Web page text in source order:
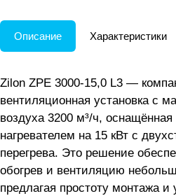
Описание Характеристики
Zilon ZPE 3000-15,0 L3 —
вентиляционная установка с
воздуха 3200 м³/ч,
нагревателем на 15 кВт с
перегрева. Это решение
обогрев и вентиляцию
предлагая простоту монтажа и